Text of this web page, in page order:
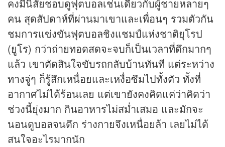
คงมีนิสัยชอบดูฟุตบอลเช่นเดียวกับผู้ชายหลายๆ
คน สุดสัปดาห์ที่ผ่านมาเขาและเพื่อนๆ รวมตัวกัน
ชมการแข่งขันฟุตบอลชิงแชมป์แห่งชาติยุโรป
(ยูโร) กว่าถ่ายทอดสดจะจบก็เป็นเวลาที่ดึกมากๆ
แล้ว เขาตัดสินใจขับรถกลับบ้านทันที แต่ระหว่าง
ทางจู่ๆ ก็รู้สึกเหนื่อยและเหงื่อซึมไปทั้งตัว ทั้งที่
อากาศไม่ได้ร้อนเลย แต่เขายังคงคิดแค่ว่าคิดว่า
ช่วงนี้ยุ่งมาก กินอาหารไม่สม่ำเสมอ และมักจะ
นอนดูบอลจนดึก ร่างกายจึงเหนื่อยล้า เลยไม่ได้
สนใจอะไรมากนัก